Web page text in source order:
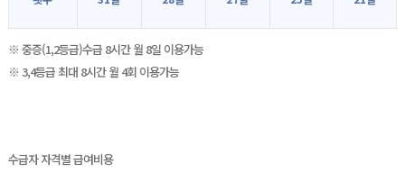
※ 중증(1,2등급)수급 8시간 월 8일 이용가능
※ 3,4등급 최대 8시간 월 4회 이용가능
수급자 자격별 급여비용